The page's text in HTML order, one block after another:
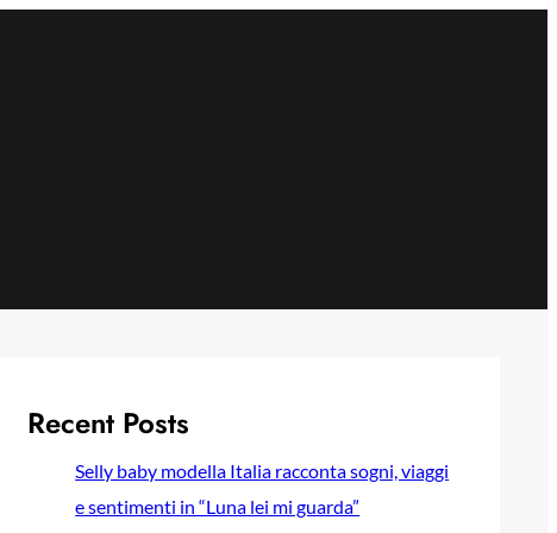
Recent Posts
Selly baby modella Italia racconta sogni, viaggi
e sentimenti in “Luna lei mi guarda”